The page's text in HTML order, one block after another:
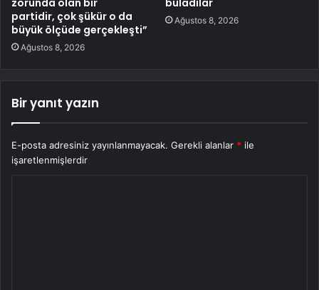
zorunda olan bir
partidir, çok şükür o da
büyük ölçüde gerçekleşti”
Ağustos 8, 2026
buladılar
Ağustos 8, 2026
Bir yanıt yazın
E-posta adresiniz yayınlanmayacak. Gerekli alanlar * ile
işaretlenmişlerdir